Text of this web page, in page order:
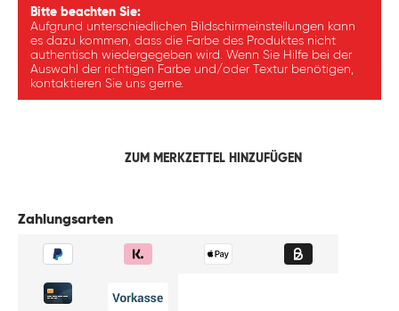
Bitte beachten Sie:
Aufgrund unterschiedlichen Bildschirmeinstellungen kann
es dazu kommen, dass die Farbe des Produktes nicht
authentisch wiedergegeben wird. Wenn Sie Hilfe bei der
Auswahl der richtigen Farbe und/oder Textur benötigen,
kontaktieren Sie uns gerne.
ZUM MERKZETTEL HINZUFÜGEN
Zahlungsarten